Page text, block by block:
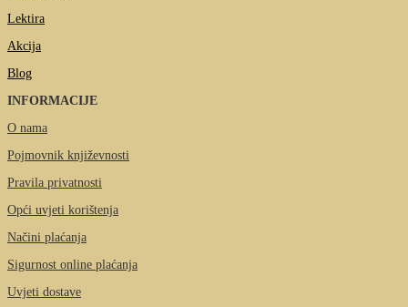
Lektira
Akcija
Blog
INFORMACIJE
O nama
Pojmovnik književnosti
Pravila privatnosti
Opći uvjeti korištenja
Načini plaćanja
Sigurnost online plaćanja
Uvjeti dostave